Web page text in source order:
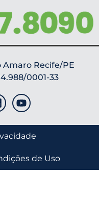
Amaro Recife/PE
0001-33
de Uso